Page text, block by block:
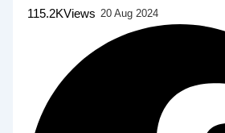
115.2KViews 20 Aug 2024